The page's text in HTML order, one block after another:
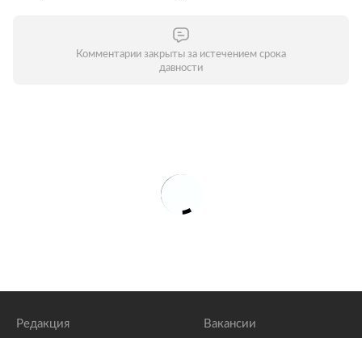
Комментарии закрыты за истечением срока
давности
Редакция Вакансии